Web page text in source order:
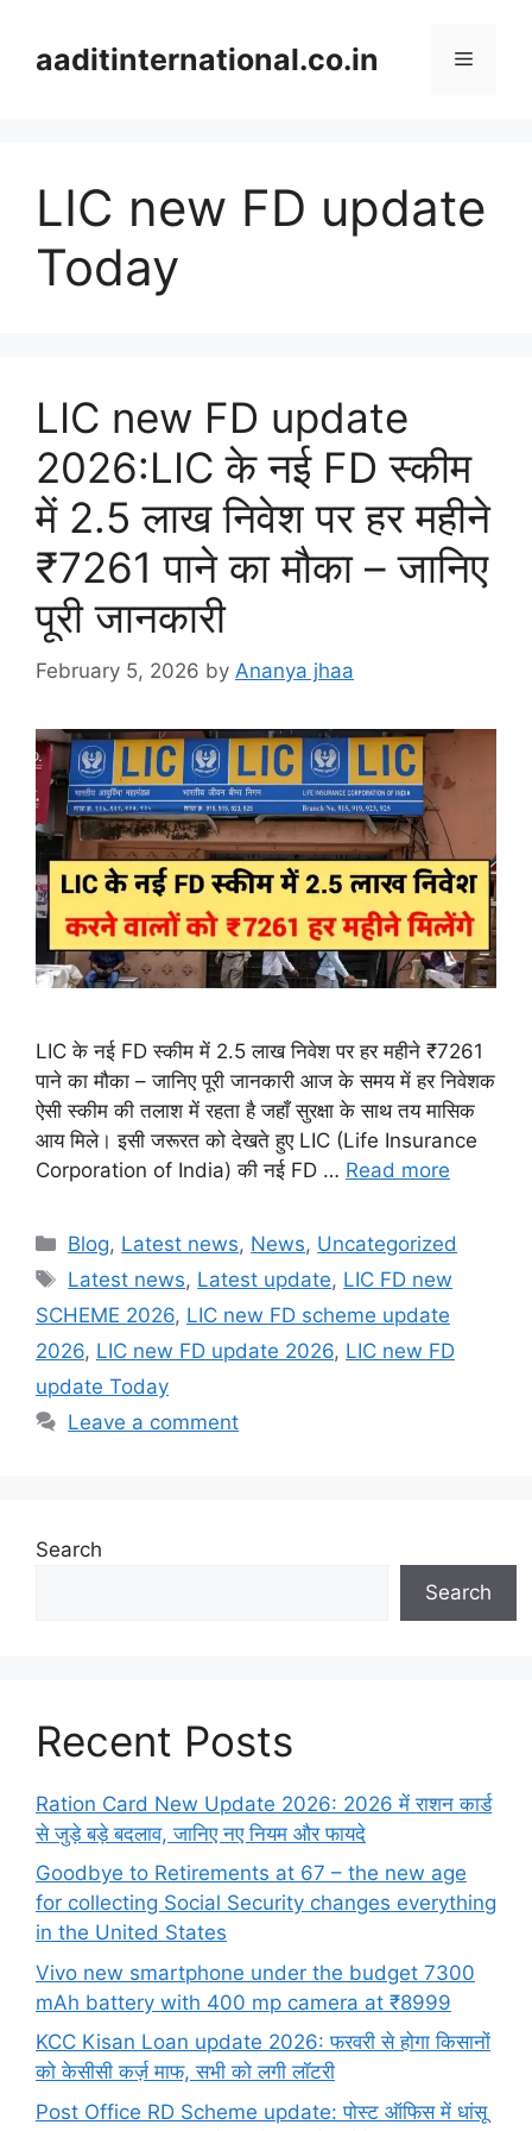
contentaaditinternational.co.in Menu
LIC new FD update
Today
LIC new FD update
2026:LIC के नई FD स्कीम
में 2.5 लाख निवेश पर हर महीने
₹7261 पाने का मौका – जानिए
पूरी जानकारी
February 5, 2026 by Ananya jhaa
LIC के नई FD स्कीम में 2.5 लाख निवेश पर हर महीने ₹7261
पाने का मौका – जानिए पूरी जानकारी आज के समय में हर निवेशक
ऐसी स्कीम की तलाश में रहता है जहाँ सुरक्षा के साथ तय मासिक
आय मिले। इसी जरूरत को देखते हुए LIC (Life Insurance
Corporation of India) की नई FD … Read more
Categories
Blog, Latest news, News, Uncategorized
Tags
Latest news, Latest update, LIC FD new
SCHEME 2026, LIC new FD scheme update
2026, LIC new FD update 2026, LIC new FD
update Today
Leave a comment
Search
Search
Recent Posts
Ration Card New Update 2026: 2026 में राशन कार्ड
से जुड़े बड़े बदलाव, जानिए नए नियम और फायदे
Goodbye to Retirements at 67 – the new age
for collecting Social Security changes everything
in the United States
Vivo new smartphone under the budget 7300
mAh battery with 400 mp camera at ₹8999
KCC Kisan Loan update 2026: फरवरी से होगा किसानों
को केसीसी कर्ज़ माफ, सभी को लगी लॉटरी
Post Office RD Scheme update: पोस्ट ऑफिस में धांसू